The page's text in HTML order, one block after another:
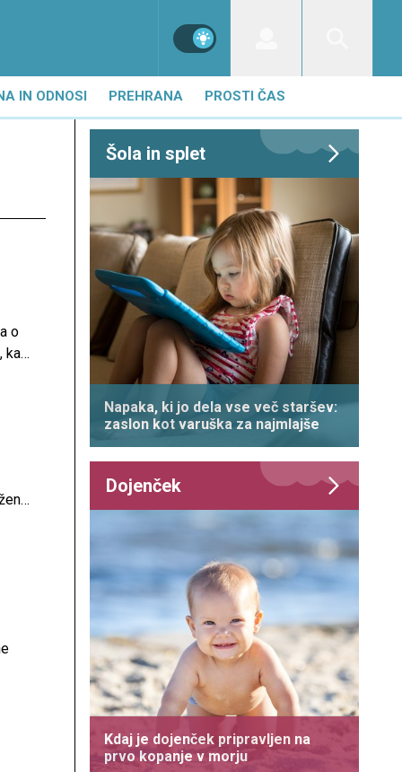
IN ODNOSI PREHRANA PROSTI ČAS
o
kaj
Šola in splet
Napaka, ki jo dela vse več staršev:
zaslon kot varuška za najmlajše
Dojenček
Kdaj je dojenček pripravljen na
prvo kopanje v morju